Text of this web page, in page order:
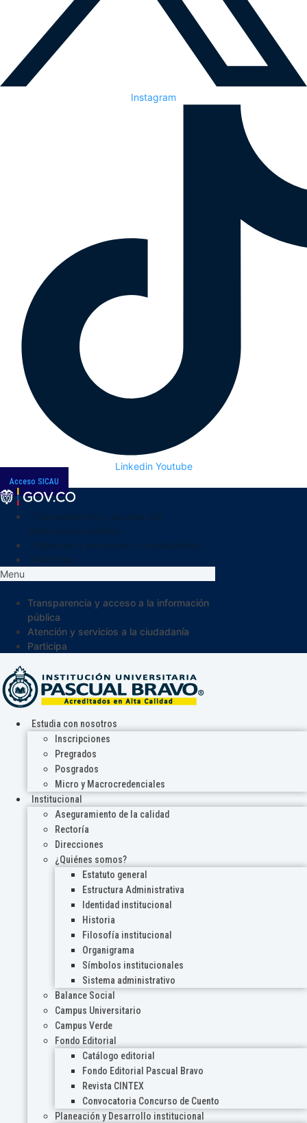
Instagram
Linkedin Youtube
Acceso SICAU
Menu
Transparencia y acceso a la información
pública
Atención y servicios a la ciudadanía
Participa
Estudia con nosotros
Inscripciones
Pregrados
Posgrados
Micro y Macrocredenciales
Institucional
Aseguramiento de la calidad
Rectoría
Direcciones
¿Quiénes somos?
Estatuto general
Estructura Administrativa
Identidad institucional
Historia
Filosofía institucional
Organigrama
Símbolos institucionales
Sistema administrativo
Balance Social
Campus Universitario
Campus Verde
Fondo Editorial
Catálogo editorial
Fondo Editorial Pascual Bravo
Revista CINTEX
Convocatoria Concurso de Cuento
Planeación y Desarrollo institucional